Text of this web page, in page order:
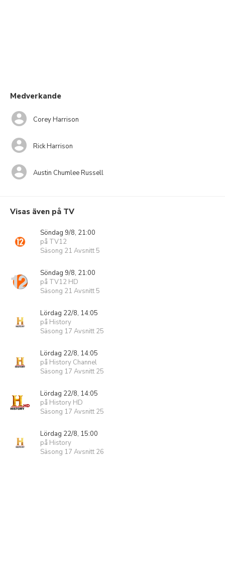
Medverkande
Corey Harrison
Rick Harrison
Austin Chumlee Russell
Visas även på TV
Söndag 9/8, 21:00
på TV12
Säsong 21 Avsnitt 5
Söndag 9/8, 21:00
på TV12 HD
Säsong 21 Avsnitt 5
Lördag 22/8, 14:05
på History
Säsong 17 Avsnitt 25
Lördag 22/8, 14:05
på History Channel
Säsong 17 Avsnitt 25
Lördag 22/8, 14:05
på History HD
Säsong 17 Avsnitt 25
Lördag 22/8, 15:00
på History
Säsong 17 Avsnitt 26